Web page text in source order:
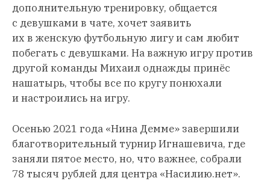
дополнительную тренировку, общается
с девушками в чате, хочет заявить
их в женскую футбольную лигу и сам любит
побегать с девушками. На важную игру против
другой команды Михаил однажды принёс
нашатырь, чтобы все по кругу понюхали
и настроились на игру.
Осенью 2021 года «Нина Демме» завершили
благотворительный турнир Игнашевича, где
заняли пятое место, но, что важнее, собрали
78 тысяч рублей для центра «Насилию.нет».